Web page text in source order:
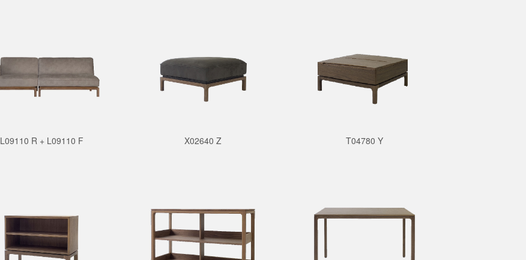
L09110 R + L09110 F X02640 Z T04780 Y